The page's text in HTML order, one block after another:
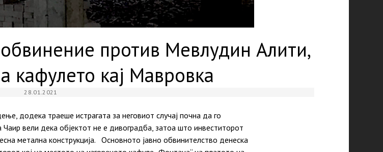
против Мевлудин Алити,
кафулето кај Мавровка
28.01.2021
додека траеше истрагата за неговиот случај почна да го
вели дека објектот не е дивоградба, затоа што инвеститорот
метална конструкција. Основното јавно обвинителство денеска